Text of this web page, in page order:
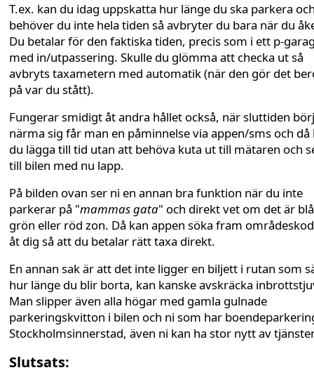
T.ex. kan du idag uppskatta hur länge du ska parkera
behöver du inte hela tiden så avbryter du bara när du
Du betalar för den faktiska tiden, precis som i ett p-
med in/utpassering. Skulle du glömma att checka ut så
avbryts taxametern med automatik (när den gör det
på var du stått).
Fungerar smidigt åt andra hållet också, när sluttiden
närma sig får man en påminnelse via appen/sms och då
du lägga till tid utan att behöva kuta ut till mätaren och
till bilen med nu lapp.
På bilden ovan ser ni en annan bra funktion när du inte
parkerar på "mammas gata" och direkt vet om det är
grön eller röd zon. Då kan appen söka fram
åt dig så att du betalar rätt taxa direkt.
En annan sak är att det inte ligger en biljett i rutan som
hur länge du blir borta, kan kanske avskräcka
Man slipper även alla högar med gamla gulnade
parkeringskvitton i bilen och ni som har
Stockholmsinnerstad, även ni kan ha stor nytt av
Slutsats: